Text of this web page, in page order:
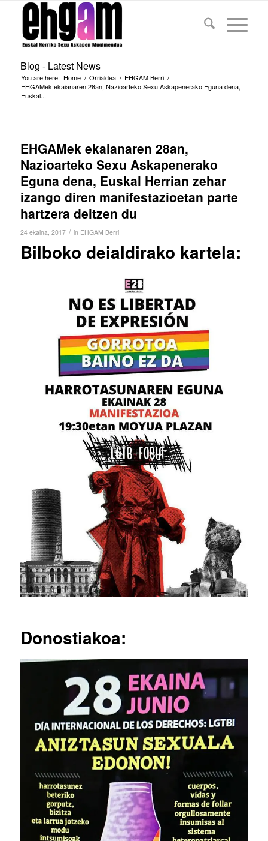
Blog - Latest News
You are here: Home / Orrialdea / EHGAM Berri /
EHGAMek ekaianaren 28an, Nazioarteko Sexu Askapenerako Eguna dena,
Euskal...
EHGAMek ekaianaren 28an,
Nazioarteko Sexu Askapenerako
Eguna dena, Euskal Herrian zehar
izango diren manifestazioetan parte
hartzera deitzen du
24 ekaina, 2017 / in EHGAM Berri
Bilboko deialdirako kartela:
Donostiakoa: